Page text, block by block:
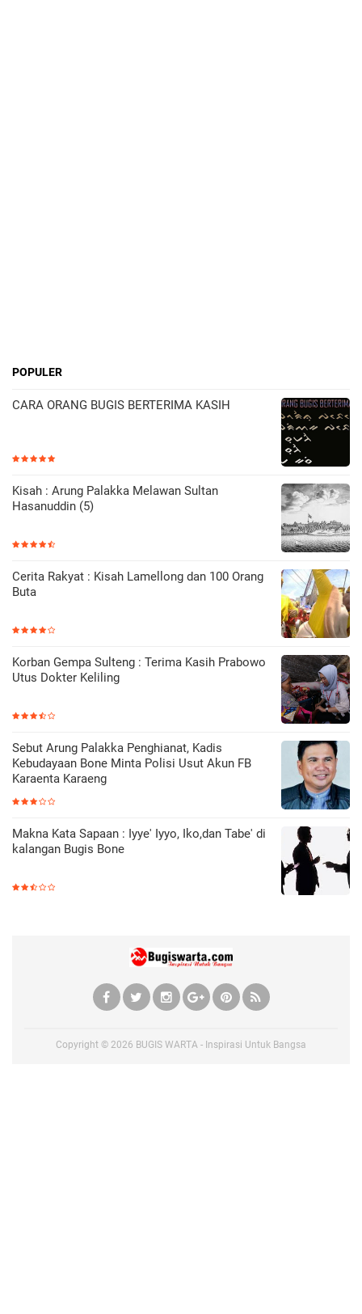
POPULER
CARA ORANG BUGIS BERTERIMA KASIH
Kisah : Arung Palakka Melawan Sultan
Hasanuddin (5)
Cerita Rakyat : Kisah Lamellong dan 100 Orang
Buta
Korban Gempa Sulteng : Terima Kasih Prabowo
Utus Dokter Keliling
Sebut Arung Palakka Penghianat, Kadis
Kebudayaan Bone Minta Polisi Usut Akun FB
Karaenta Karaeng
Makna Kata Sapaan : Iyye' Iyyo, Iko,dan Tabe' di
kalangan Bugis Bone
Copyright © 2026 BUGIS WARTA - Inspirasi Untuk Bangsa